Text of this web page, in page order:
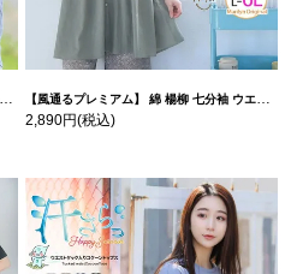
【風通るプレミアム】 綿 楊柳 七分袖 ウエストギャザー ブラウス | 大きいサイズの通販ならハッピーマリリン
2,890円(税込)